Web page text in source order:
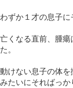
わずか１才の息子に
亡くなる直前、腫
た。
動けない息子の体
みたいにそればっか